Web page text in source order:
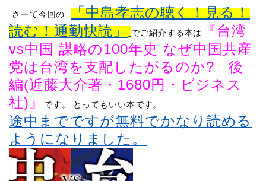
さーて今回の 「中島孝志の聴く！見る！
読む！通勤快読」 でご紹介する本は 『台湾
vs中国 謀略の100年史 なぜ中国共産
党は台湾を支配したがるのか? 後
編(近藤大介著・1680円・ビジネス
社)』
です。 とってもいい本です。
途中までですが無料でかなり読める
ようになりました。